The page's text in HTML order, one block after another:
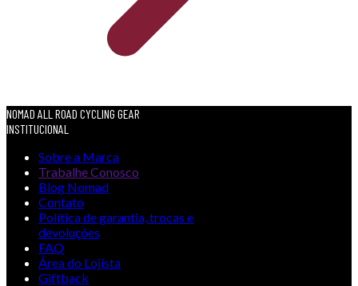
NOMAD ALL ROAD CYCLING GEAR
INSTITUCIONAL
Sobre a Marca
Trabalhe Conosco
Blog Nomad
Contato
Política de garantia, trocas e
devoluções
FAQ
Área do Lojista
Giftback